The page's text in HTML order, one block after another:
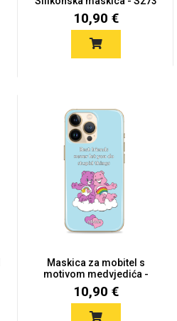
10,90 €
Maskica za mobitel s
motivom medvjedića -
S183
10,90 €
Crtani filmovi
Obiteljski motivi